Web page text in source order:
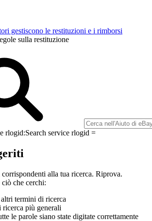
gestiscono le restituzioni e i rimborsi
sulla restituzione
rlogid:Search service rlogid =
alla tua ricerca. Riprova.
che cerchi:
altri termini di ricerca
più generali
le parole siano state digitate correttamente